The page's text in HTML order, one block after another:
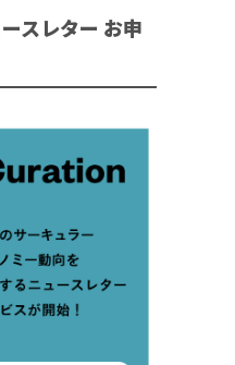
スレター お申